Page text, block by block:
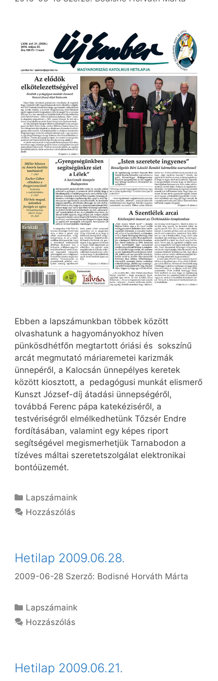
Ebben a lapszámunkban többek között
olvashatunk a hagyományokhoz híven
pünkösdhétfőn megtartott óriási és sokszínű
arcát megmutató máriaremetei karizmák
ünnepéről, a Kalocsán ünnepélyes keretek
között kiosztott, a pedagógusi munkát elismerő
Kunszt József-díj átadási ünnepségéről,
továbbá Ferenc pápa katekéziséről, a
testvériségről elmélkedhetünk Tőzsér Endre
fordításában, valamint egy képes riport
segítségével megismerhetjük Tarnabodon a
tízéves máltai szeretetszolgálat elektronikai
bontóüzemét.
Kategória
Lapszámaink
Hozzászólás
Hetilap 2009.06.28.
2009-06-28 Szerző: Bodisné Horváth Márta
Kategória
Lapszámaink
Hozzászólás
Hetilap 2009.06.21.